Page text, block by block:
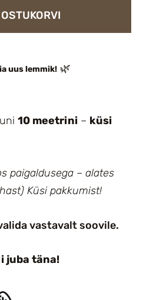
uus lemmik! 🌿
10 meetrini – küsi
paigaldusega – alates
Küsi pakkumist!
vastavalt soovile.
juba täna!